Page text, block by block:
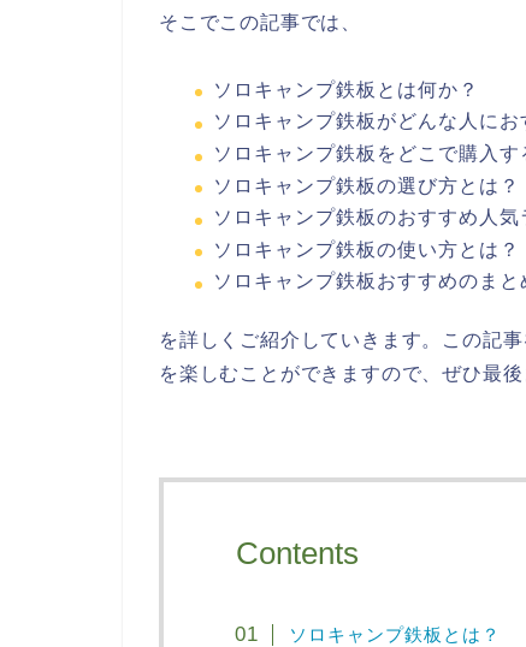
そこでこの記事では、
ソロキャンプ鉄板とは何か？
ソロキャンプ鉄板がどんな人にお
ソロキャンプ鉄板をどこで購入す
ソロキャンプ鉄板の選び方とは？
ソロキャンプ鉄板のおすすめ人
ソロキャンプ鉄板の使い方とは？
ソロキャンプ鉄板おすすめのまと
を詳しくご紹介していきます。この記
を楽しむことができますので、ぜひ最
Contents
ソロキャンプ鉄板とは？